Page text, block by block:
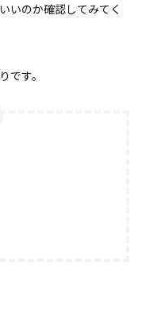
いのか確認してみてく
です。